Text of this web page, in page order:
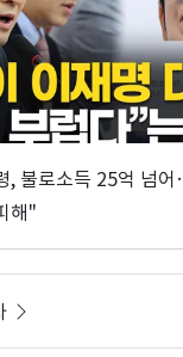
, 불로소득 25억 넘
해"